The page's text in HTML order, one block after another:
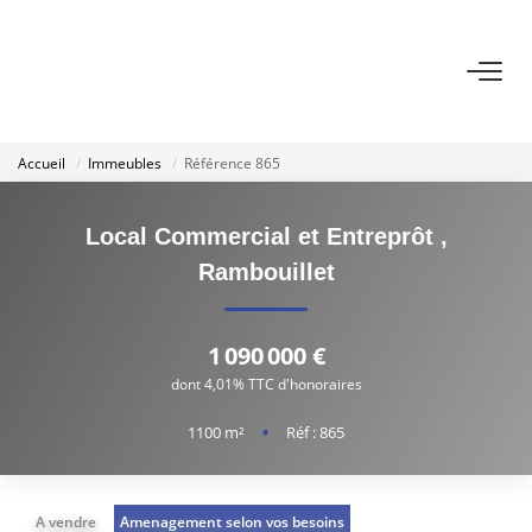
LOCATION
GESTION LOCATIVE
EXTRANET
Accueil Immeubles Référence 865
Local Commercial et Entreprôt ,
Rambouillet
1 090 000 €
dont 4,01% TTC d'honoraires
1100 m² • Réf : 865
A vendre Amenagement selon vos besoins